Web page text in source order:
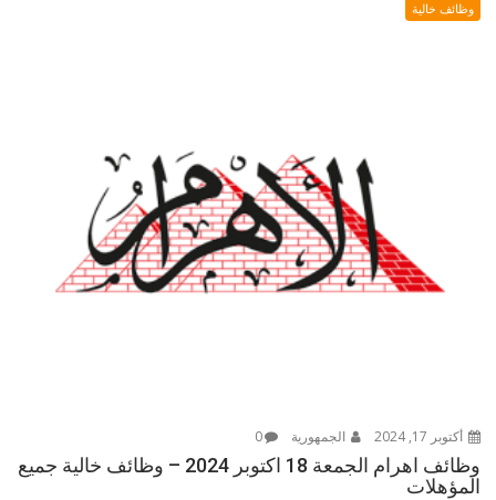
وظائف خالية
أكتوبر 17, 2024 الجمهورية 0
وظائف اهرام الجمعة 18 اكتوبر 2024 – وظائف خالية جميع
المؤهلات